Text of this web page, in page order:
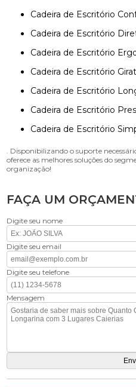
Cadeira de Escritório
Cadeira de Escritório
Cadeira de Escritório
Cadeira de Escritório
Cadeira de Escritório
Cadeira de Escritório
Cadeira de Escritório
. Disponibilizando o suporte
oferece as melhores soluções do
organização!
FAÇA UM
Digite seu nome
Digite seu email
Digite seu telefone
Mensagem